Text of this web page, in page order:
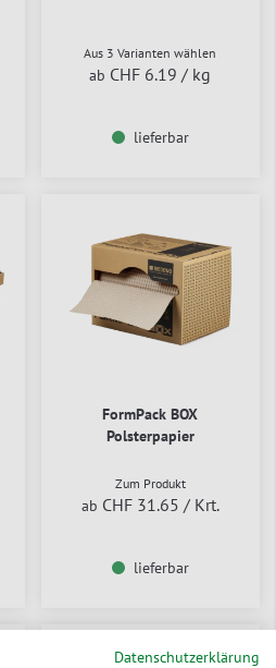
Aus 3 Varianten wählen
ab CHF 6.19 / kg
lieferbar
FormPack BOX
Polsterpapier
Zum Produkt
ab CHF 31.65 / Krt.
lieferbar
Datenschutzerklärung